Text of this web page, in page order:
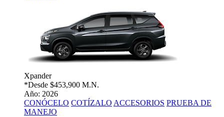
Xpander
*Desde $453,900 M.N.
Año: 2026
CONÓCELO COTÍZALO ACCESORIOS PRUEBA DE
MANEJO